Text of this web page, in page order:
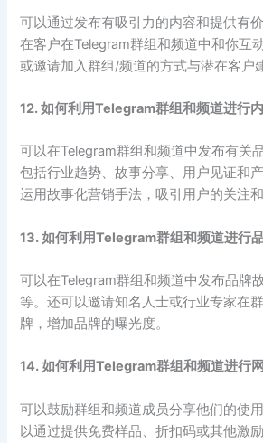
可以通过发布有吸引力的内容和提供有
在客户在Telegram群组和频道中和你互
或邀请加入群组/频道的方式与潜在客户
12. 如何利用Telegram群组和频道进行
可以在Telegram群组和频道中发布有关
包括行业趋势、故事分享、用户见证和
运用故事化营销手法，吸引用户的关注和
13. 如何利用Telegram群组和频道进行
可以在Telegram群组和频道中发布品牌
等。还可以邀请知名人士或行业专家在
牌，增加品牌的曝光度。
14. 如何利用Telegram群组和频道进行
可以鼓励群组和频道成员分享他们的使
以通过提供免费样品、折扣码或其他激